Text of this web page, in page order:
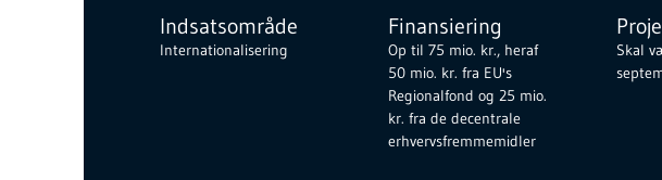
Indsatsområde
Internationalisering
Finansiering
Op til 75 mio. kr., heraf
50 mio. kr. fra EU's
Regionalfond og 25 mio.
kr. fra de decentrale
erhvervsfremmemidler
Skal